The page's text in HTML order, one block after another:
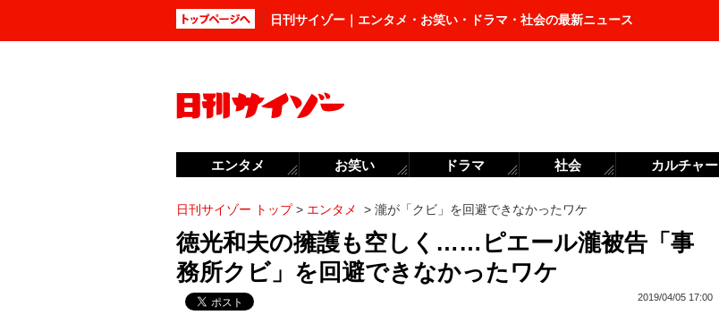
日刊サイゾー｜エンタメ・お笑い・ドラマ・社会の最新ニュース
日刊サイゾー トップ> エンタメ > 瀧が「クビ」を回避できなかったワケ
徳光和夫の擁護も空しく……ピエール瀧被告「事
務所クビ」を回避できなかったワケ
2019/04/05 17:00
エンタメ お笑い ドラマ 社会 カルチャー